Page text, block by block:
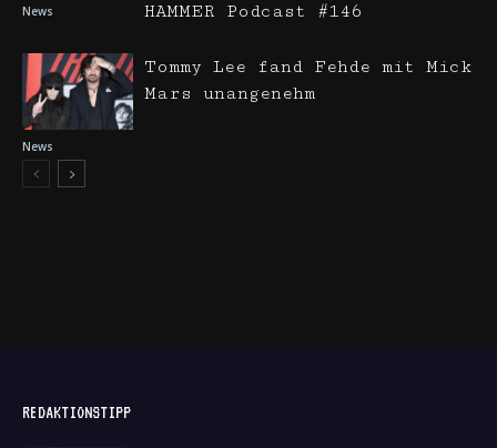
News
HAMMER Podcast #146
News
Tommy Lee fand Fehde mit Mick
Mars unangenehm
REDAKTIONSTIPP